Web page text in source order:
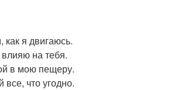
я двигаюсь.
на тебя.
в мою пещеру.
что угодно.